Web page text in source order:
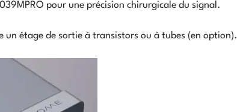
pour une précision chirurgicale du signal.
un étage de sortie à transistors ou à tubes (en option).